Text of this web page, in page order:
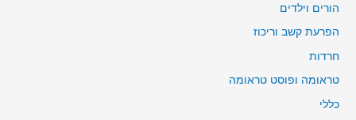
הורים וילדים
הפרעת קשב וריכוז
חרדות
טראומה ופוסט טראומה
כללי